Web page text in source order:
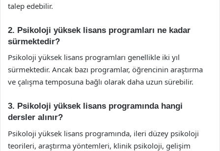
talep edebilir.
2. Psikoloji yüksek lisans programları ne kadar
sürmektedir?
Psikoloji yüksek lisans programları genellikle iki yıl
sürmektedir. Ancak bazı programlar, öğrencinin araştırma
ve çalışma temposuna bağlı olarak daha uzun sürebilir.
3. Psikoloji yüksek lisans programında hangi
dersler alınır?
Psikoloji yüksek lisans programında, ileri düzey psikoloji
teorileri, araştırma yöntemleri, klinik psikoloji, gelişim